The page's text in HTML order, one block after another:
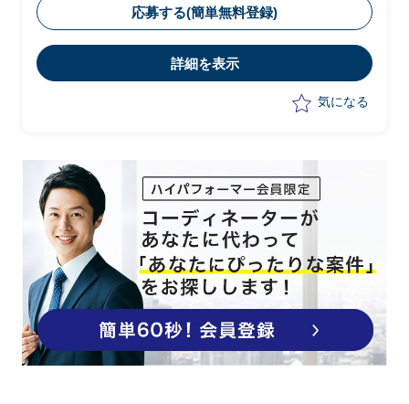
部生産機能を、本社の販売経理SAPへ機
能統合
応募する(簡単無料登録)
詳細を表示
気になる